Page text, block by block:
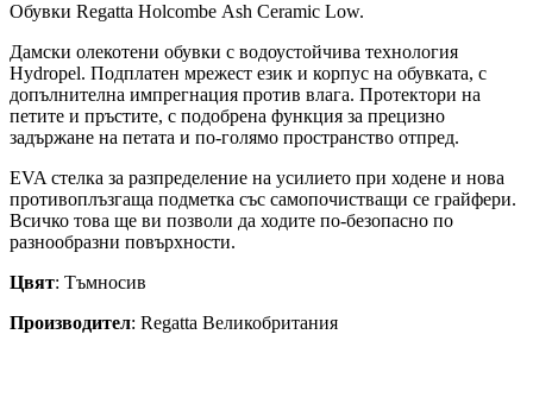
Обувки Regatta Holcombe Ash Ceramic Low.
Дамски олекотени обувки с водоустойчива технология
Hydropel. Подплатен мрежест език и корпус на обувката, с
допълнителна импрегнация против влага. Протектори на
петите и пръстите, с подобрена функция за прецизно
задържане на петата и по-голямо пространство отпред.
EVA стелка за разпределение на усилието при ходене и нова
противоплъзгаща подметка със самопочистващи се грайфери.
Всичко това ще ви позволи да ходите по-безопасно по
разнообразни повърхности.
Цвят: Тъмносив
Производител: Regatta Великобритания